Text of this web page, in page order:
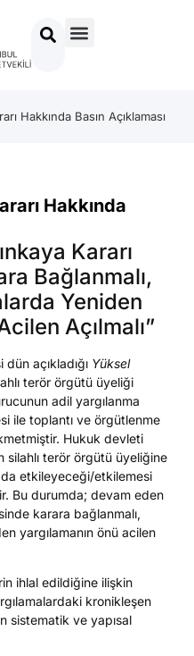
Hakkında Basın Açıklaması
Hakkında
Kararı
Bağlanmalı,
Yeniden
Açılmalı”
açıkladığı Yüksel
terör örgütü üyeliği
adil yargılanma
ile toplantı ve örgütlenme
Hukuk devleti
silahlı terör örgütü üyeliğine
da etkileyeceği/etkilemesi
Bu durumda; devam eden
karara bağlanmalı,
yargılamanın önü acilen
ihlal edildiğine ilişkin
kronikleşen
sistematik ve yapısal